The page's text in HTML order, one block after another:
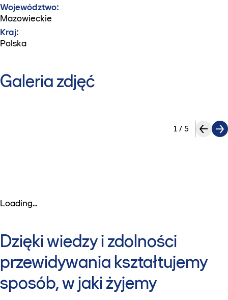
Województwo:
Mazowieckie
Kraj:
Polska
Galeria zdjęć
1/ 5
Loading...
Dzięki wiedzy i zdolności
przewidywania kształtujemy
sposób, w jaki żyjemy